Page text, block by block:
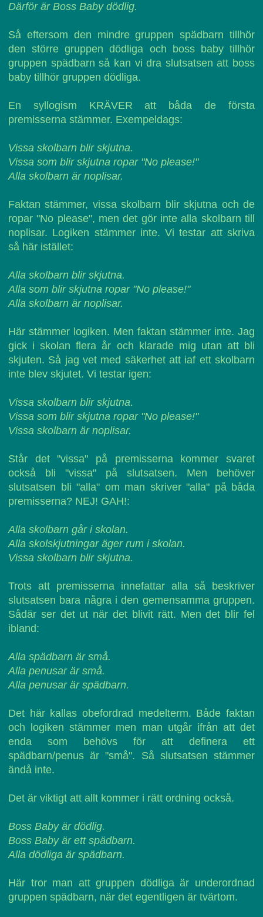
Därför är Boss Baby dödlig.
Så eftersom den mindre gruppen spädbarn tillhör
den större gruppen dödliga och boss baby tillhör
gruppen spädbarn så kan vi dra slutsatsen att boss
baby tillhör gruppen dödliga.
En syllogism KRÄVER att båda de första
premisserna stämmer. Exempeldags:
Vissa skolbarn blir skjutna.
Vissa som blir skjutna ropar "No please!"
Alla skolbarn är noplisar.
Faktan stämmer, vissa skolbarn blir skjutna och de
ropar "No please", men det gör inte alla skolbarn till
noplisar. Logiken stämmer inte. Vi testar att skriva
så här istället:
Alla skolbarn blir skjutna.
Alla som blir skjutna ropar "No please!"
Alla skolbarn är noplisar.
Här stämmer logiken. Men faktan stämmer inte. Jag
gick i skolan flera år och klarade mig utan att bli
skjuten. Så jag vet med säkerhet att iaf ett skolbarn
inte blev skjutet. Vi testar igen:
Vissa skolbarn blir skjutna.
Vissa som blir skjutna ropar "No please!"
Vissa skolbarn är noplisar.
Står det "vissa" på premisserna kommer svaret
också bli "vissa" på slutsatsen. Men behöver
slutsatsen bli "alla" om man skriver "alla" på båda
premisserna? NEJ! GAH!:
Alla skolbarn går i skolan.
Alla skolskjutningar äger rum i skolan.
Vissa skolbarn blir skjutna.
Trots att premisserna innefattar alla så beskriver
slutsatsen bara några i den gemensamma gruppen.
Sådär ser det ut när det blivit rätt. Men det blir fel
ibland:
Alla spädbarn är små.
Alla penusar är små.
Alla penusar är spädbarn.
Det här kallas obefordrad medelterm. Både faktan
och logiken stämmer men man utgår ifrån att det
enda som behövs för att definera ett
spädbarn/penus är "små". Så slutsatsen stämmer
ändå inte.
Det är viktigt att allt kommer i rätt ordning också.
Boss Baby är dödlig.
Boss Baby är ett spädbarn.
Alla dödliga är spädbarn.
Här tror man att gruppen dödliga är underordnad
gruppen spädbarn, när det egentligen är tvärtom.